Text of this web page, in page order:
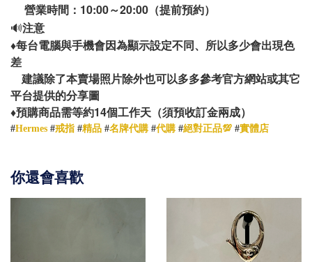
營業時間：10:00～20:00（提前預約）
🔊注意
♦️每台電腦與手機會因為顯示設定不同、所以多少會出現色
差
建議除了本賣場照片除外也可以多多參考官方網站或其它
平台提供的分享圖
♦️預購商品需等約14個工作天（須預收訂金兩成）
#Hermes #戒指 #精品 #名牌代購 #代購 #絕對正品💯 #實體店
你還會喜歡